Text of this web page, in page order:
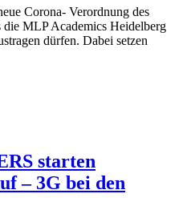
Corona- Verordnung des
die MLP Academics Heidelberg
dürfen. Dabei setzen
starten
– 3G bei den